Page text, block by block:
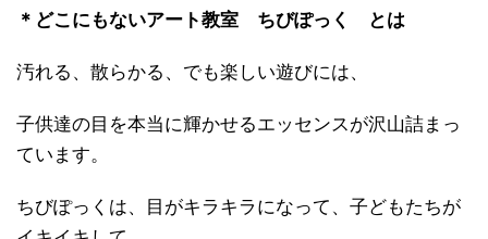
＊どこにもないアート教室 ちびぽっく とは
汚れる、散らかる、でも楽しい遊びには、
子供達の目を本当に輝かせるエッセンスが沢山詰まっ
ています。
ちびぽっくは、目がキラキラになって、子どもたちが